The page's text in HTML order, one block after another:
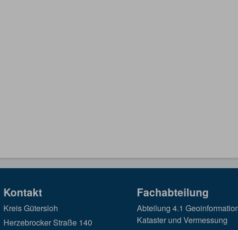
Kontakt
Kreis Gütersloh
Herzebrocker Straße 140
Fachabteilung
Abteilung 4.1
Kataster und Vermessung